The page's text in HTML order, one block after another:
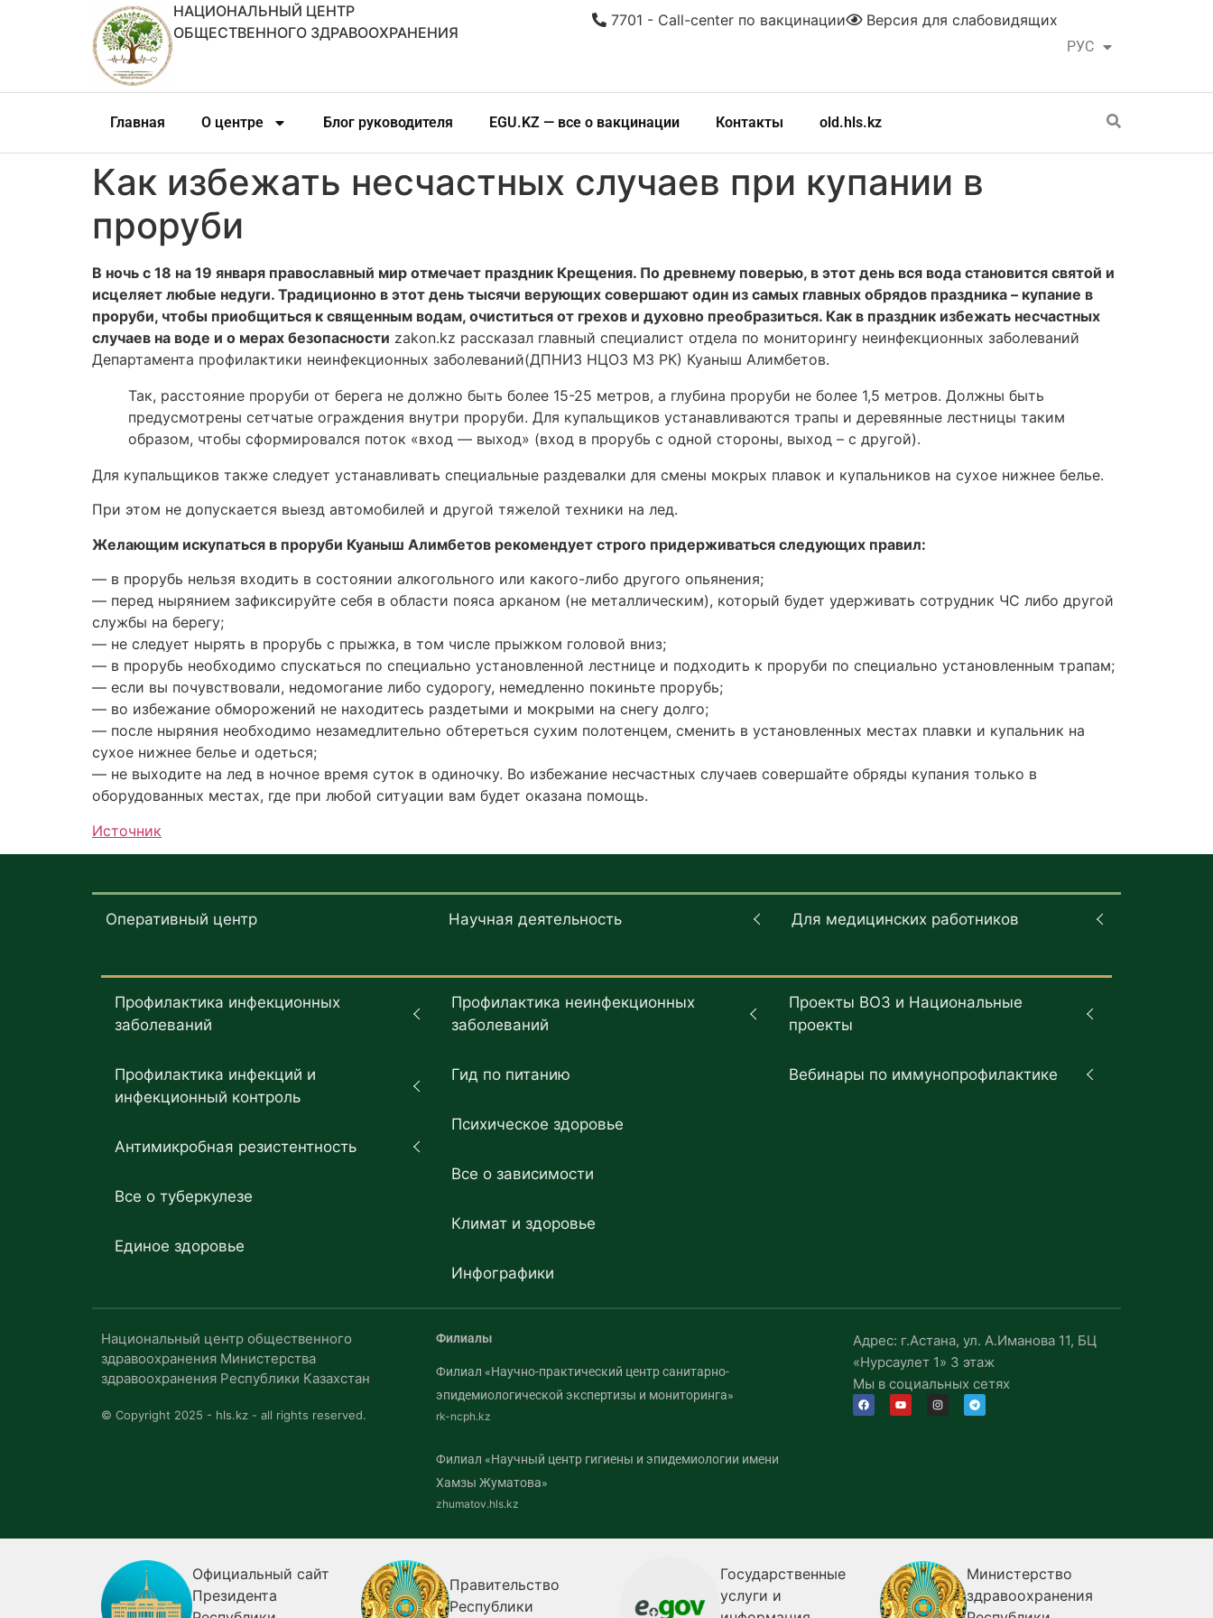
НАЦИОНАЛЬНЫЙ ЦЕНТР
ОБЩЕСТВЕННОГО ЗДРАВООХРАНЕНИЯ
РУС
ҚАЗ
Версия для слабовидящих
7701 - Call-center по вакцинации
Главная О центре Блог руководителя EGU.KZ — все о вакцинации Контакты old.hls.kz
Как избежать несчастных случаев при купании в
проруби
В ночь с 18 на 19 января православный мир отмечает праздник Крещения. По древнему поверью, в этот день вся вода становится святой и
исцеляет любые недуги. Традиционно в этот день тысячи верующих совершают один из самых главных обрядов праздника – купание в
проруби, чтобы приобщиться к священным водам, очиститься от грехов и духовно преобразиться. Как в праздник избежать несчастных
случаев на воде и о мерах безопасности zakon.kz рассказал главный специалист отдела по мониторингу неинфекционных заболеваний
Департамента профилактики неинфекционных заболеваний(ДПНИЗ НЦОЗ МЗ РК) Куаныш Алимбетов.
Так, расстояние проруби от берега не должно быть более 15-25 метров, а глубина проруби не более 1,5 метров. Должны быть
предусмотрены сетчатые ограждения внутри проруби. Для купальщиков устанавливаются трапы и деревянные лестницы таким
образом, чтобы сформировался поток «вход — выход» (вход в прорубь с одной стороны, выход – с другой).
Для купальщиков также следует устанавливать специальные раздевалки для смены мокрых плавок и купальников на сухое нижнее белье.
При этом не допускается выезд автомобилей и другой тяжелой техники на лед.
Желающим искупаться в проруби Куаныш Алимбетов рекомендует строго придерживаться следующих правил:
— в прорубь нельзя входить в состоянии алкогольного или какого-либо другого опьянения;
— перед нырянием зафиксируйте себя в области пояса арканом (не металлическим), который будет удерживать сотрудник ЧС либо другой
службы на берегу;
— не следует нырять в прорубь с прыжка, в том числе прыжком головой вниз;
— в прорубь необходимо спускаться по специально установленной лестнице и подходить к проруби по специально установленным трапам;
— если вы почувствовали, недомогание либо судорогу, немедленно покиньте прорубь;
— во избежание обморожений не находитесь раздетыми и мокрыми на снегу долго;
— после ныряния необходимо незамедлительно обтереться сухим полотенцем, сменить в установленных местах плавки и купальник на
сухое нижнее белье и одеться;
— не выходите на лед в ночное время суток в одиночку. Во избежание несчастных случаев совершайте обряды купания только в
оборудованных местах, где при любой ситуации вам будет оказана помощь.
Источник
Оперативный центр Научная деятельность Для медицинских работников
Профилактика инфекционных
заболеваний
Профилактика инфекций и
инфекционный контроль
Антимикробная резистентность
Все о туберкулезе
Единое здоровье
Профилактика неинфекционных
заболеваний
Гид по питанию
Психическое здоровье
Все о зависимости
Климат и здоровье
Инфографики
Проекты ВОЗ и Национальные
проекты
Вебинары по иммунопрофилактике
Национальный центр общественного
здравоохранения Министерства
здравоохранения Республики Казахстан
© Copyright 2025 - hls.kz - all rights reserved.
Филиалы
Филиал «Научно-практический центр санитарно-
эпидемиологической экспертизы и мониторинга»
rk-ncph.kz
Филиал «Научный центр гигиены и эпидемиологии имени
Хамзы Жуматова»
zhumatov.hls.kz
Адрес: г.Астана, ул. А.Иманова 11, БЦ
«Нурсаулет 1» 3 этаж
Мы в социальных сетях
Официальный сайт
Президента
Правительство
Республики
Государственные
услуги и
Министерство
здравоохранения